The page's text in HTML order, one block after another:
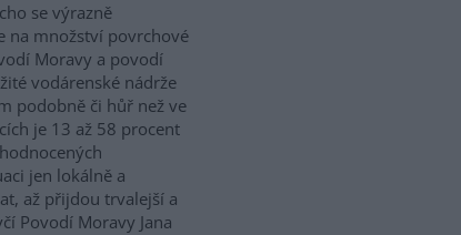
se výrazně
na množství povrchové
Moravy a povodí
vodárenské nádrže
podobně či hůř než ve
je 13 až 58 procent
jen lokálně a
až přijdou trvalejší a
Povodí Moravy Jana